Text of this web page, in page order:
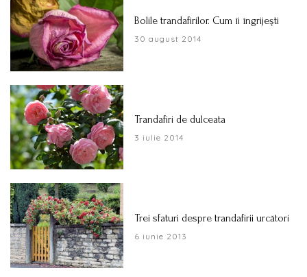
Bolile trandafirilor. Cum îi îngrijeşti
30 august 2014
Trandafiri de dulceata
3 iulie 2014
Trei sfaturi despre trandafirii urcători
6 iunie 2013